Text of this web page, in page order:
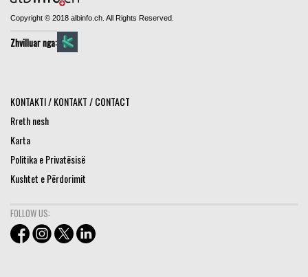
Copyright © 2018 albinfo.ch. All Rights Reserved.
Zhvilluar nga:
KONTAKTI / KONTAKT / CONTACT
Rreth nesh
Karta
Politika e Privatësisë
Kushtet e Përdorimit
FOLLOW US: